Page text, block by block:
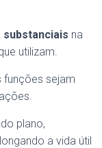
substanciais na
utilizam.
funções sejam
plano,
a vida útil